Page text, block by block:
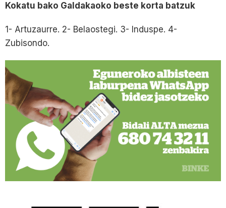
Kokatu bako Galdakaoko beste korta batzuk
1- Artuzaurre. 2- Belaostegi. 3- Induspe. 4-
Zubisondo.